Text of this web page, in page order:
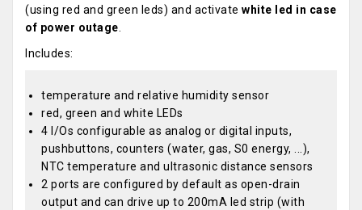
(using red and green leds) and activate white led in case
of power outage
Includes:
temperature and relative humidity sensor
red, green and white LEDs
4 I/Os configurable as analog or digital inputs,
pushbuttons, counters (water, gas, S0 energy, ...),
NTC temperature and ultrasonic distance sensors
2 ports are configured by default as open-drain
output and can drive up to 200mA led strip (with